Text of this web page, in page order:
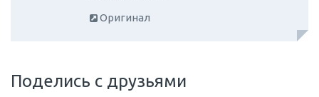
Оригинал
Поделись с друзьями